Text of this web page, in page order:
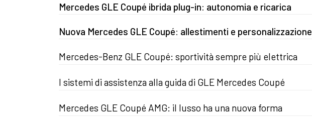
Mercedes GLE Coupé ibrida plug-in: autonomia e ricarica
Nuova Mercedes GLE Coupé: allestimenti e personalizzazione
Mercedes-Benz GLE Coupé: sportività sempre più elettrica
I sistemi di assistenza alla guida di GLE Mercedes Coupé
Mercedes GLE Coupé AMG: il lusso ha una nuova forma